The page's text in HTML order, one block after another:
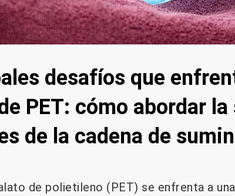
desafíos que
PET: cómo abordar
de la cadena de
de polietileno (PET) se enfrenta a